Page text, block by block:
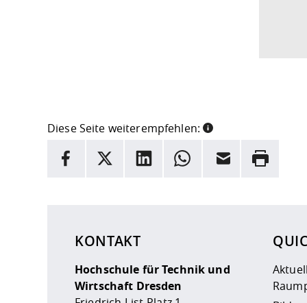
Diese Seite weiterempfehlen:
INFORMATION
Facebook
X LinkedInWhatsappE-Mail Drucken
KONTAKT
Hochschule für Technik und
Wirtschaft Dresden